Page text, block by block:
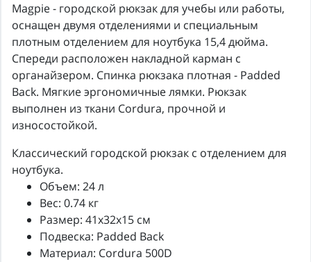
Magpie - городской рюкзак для учебы или работы,
оснащен двумя отделениями и специальным
плотным отделением для ноутбука 15,4 дюйма.
Спереди расположен накладной карман с
органайзером. Спинка рюкзака плотная - Padded
Back. Мягкие эргономичные лямки. Рюкзак
выполнен из ткани Cordura, прочной и
износостойкой.
Классический городской рюкзак с отделением для
ноутбука.
Объем: 24 л
Вес: 0.74 кг
Размер: 41x32x15 см
Подвеска: Padded Back
Материал: Cordura 500D